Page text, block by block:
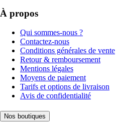
À propos
Qui sommes-nous ?
Contactez-nous
Conditions générales de vente
Retour & remboursement
Mentions légales
Moyens de paiement
Tarifs et options de livraison
Avis de confidentialité
Nos boutiques